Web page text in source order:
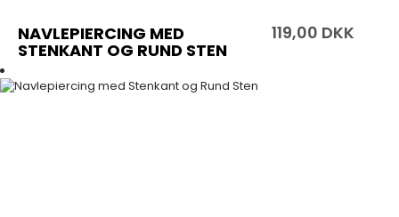
NAVLEPIERCING MED
STENKANT OG RUND STEN
119,00 DKK